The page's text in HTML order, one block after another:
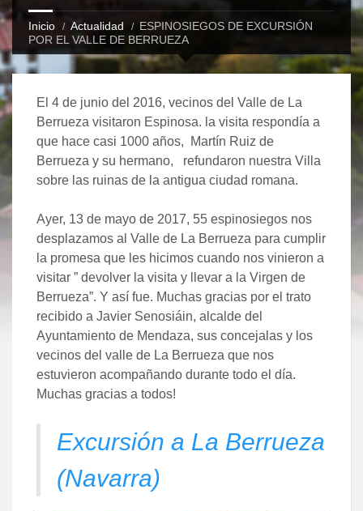
Inicio Actualidad
ESPINOSIEGOS DE EXCURSIÓN
POR EL VALLE DE BERRUEZA
El 4 de junio del 2016, vecinos del Valle de La
Berrueza visitaron Espinosa. la visita respondía a
que hace casi 1000 años, Martín Ruiz de
Berrueza y su hermano, refundaron nuestra Villa
sobre las ruinas de la antigua ciudad romana.
Ayer, 13 de mayo de 2017, 55 espinosiegos nos
desplazamos al Valle de La Berrueza para cumplir
la promesa que les hicimos cuando nos vinieron a
visitar ” devolver la visita y llevar a la Virgen de
Berrueza”. Y así fue. Muchas gracias por el trato
recibido a Javier Senosiáin, alcalde del
Ayuntamiento de Mendaza, sus concejalas y los
vecinos del valle de La Berrueza que nos
estuvieron acompañando durante todo el día.
Muchas gracias a todos!
Excursión a La Berrueza
(Navarra)